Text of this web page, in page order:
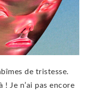
de tristesse.
! Je n’ai pas encore